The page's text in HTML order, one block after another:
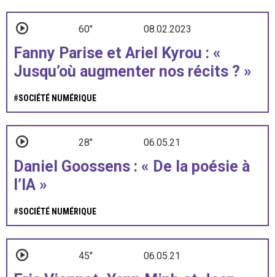
60" 08.02.2023
Fanny Parise et Ariel Kyrou : «
Jusqu’où augmenter nos récits ? »
#SOCIÉTÉ NUMÉRIQUE
28" 06.05.21
Daniel Goossens : « De la poésie à
l’IA »
#SOCIÉTÉ NUMÉRIQUE
45" 06.05.21